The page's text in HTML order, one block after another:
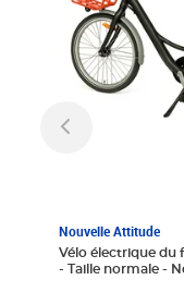
Nouvelle Attitude
Vélo électrique du
- Taille normale -